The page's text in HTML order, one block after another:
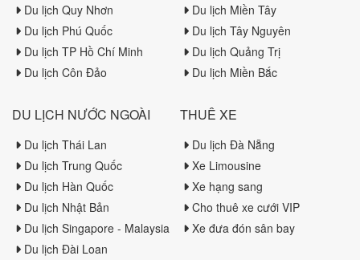
Du lịch Quy Nhơn
Du lịch Miền Tây
Du lịch Phú Quốc
Du lịch Tây Nguyên
Du lịch TP Hồ Chí Minh
Du lịch Quảng Trị
Du lịch Côn Đảo
Du lịch Miền Bắc
DU LỊCH NƯỚC NGOÀI
Du lịch Thái Lan
Du lịch Trung Quốc
Du lịch Hàn Quốc
Du lịch Nhật Bản
Du lịch Singapore - Malaysia
Du lịch Đài Loan
THUÊ XE
Du lịch Đà Nẵng
Xe Limousine
Xe hạng sang
Cho thuê xe cưới VIP
Xe đưa đón sân bay